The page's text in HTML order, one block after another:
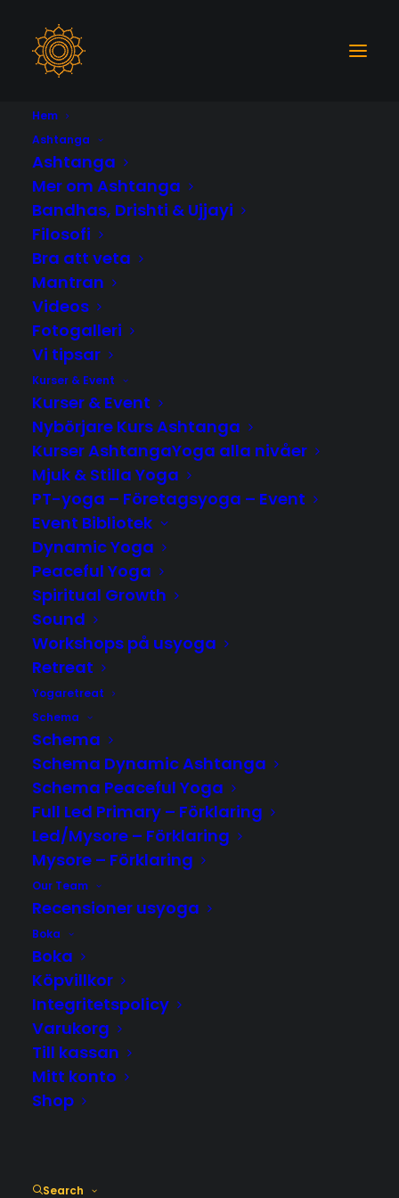
Hem
Ashtanga
Ashtanga
Mer om Ashtanga
Bandhas, Drishti & Ujjayi
Filosofi
Bra att veta
Mantran
Videos
Fotogalleri
Vi tipsar
Kurser & Event
Kurser & Event
Nybörjare Kurs Ashtanga
Kurser AshtangaYoga alla nivåer
Mjuk & Stilla Yoga
PT-yoga – Företagsyoga – Event
Event Bibliotek
Dynamic Yoga
Peaceful Yoga
Spiritual Growth
Sound
Workshops på usyoga
Retreat
Yogaretreat
Schema
Schema
Schema Dynamic Ashtanga
Schema Peaceful Yoga
Full Led Primary – Förklaring
Led/Mysore – Förklaring
Mysore – Förklaring
Our Team
Recensioner usyoga
Boka
Boka
Köpvillkor
Integritetspolicy
Varukorg
Till kassan
Mitt konto
Shop
Search
Yoga
RECONNECT RESTORE & NOURISH YOUR
LIFE TENERIFFA JAN -27
LÄGG TILL I VARUKORG